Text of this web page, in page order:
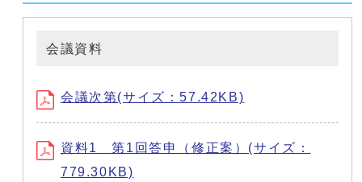
会議資料
会議次第(サイズ：57.42KB)
資料1 第1回答申（修正案）(サイズ：
779.30KB)